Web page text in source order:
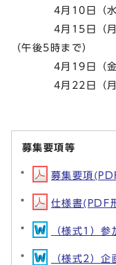
4月10日（水曜
4月15日（月
（午後5時まで）
4月19日（金曜
4月22日（月
募集要項等
募集要項
仕様書(PDF
（様式1）
（様式2）